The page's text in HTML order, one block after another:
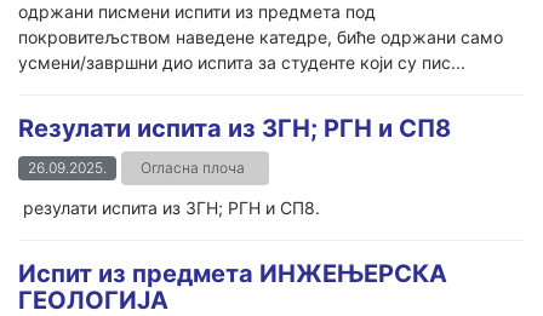
одржани писмени испити из предмета под
покровитељством наведене катедре, биће одржани само
усмени/завршни дио испита за студенте који су пис...
Rезулати испита из ЗГН; РГН и СП8
26.09.2025. Огласна плоча
резулати испита из ЗГН; РГН и СП8.
Испит из предмета ИНЖЕЊЕРСКА
ГЕОЛОГИЈА